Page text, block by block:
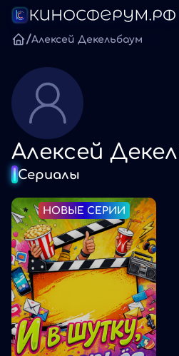
/Алексей Декельбаум
Алексей
Сериалы
НОВЫЕ СЕРИИ